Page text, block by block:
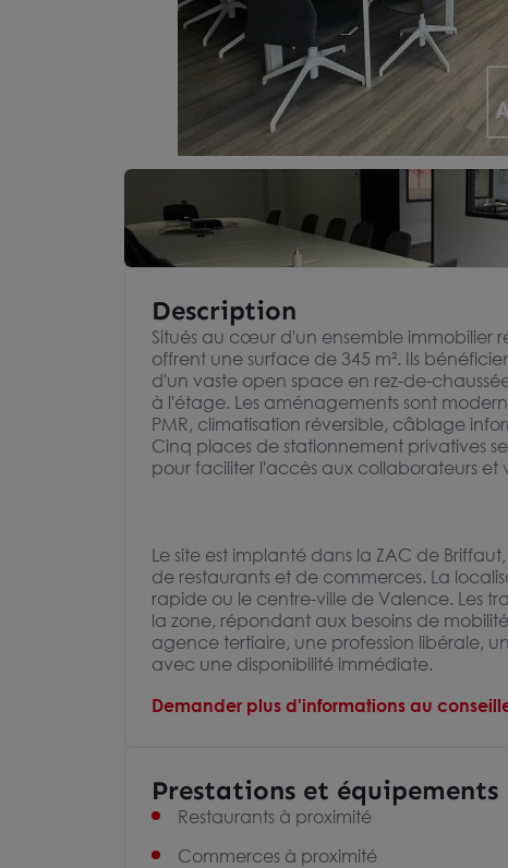
Description
Situés au cœur d'un ensemble immobilier
offrent une surface de 345 m². Ils
d'un vaste open space en rez-de-
à l'étage. Les aménagements sont
PMR, climatisation réversible, câblage
Cinq places de stationnement privatives
pour faciliter l'accès aux collaborateurs et
Le site est implanté dans la ZAC de
de restaurants et de commerces. La
rapide ou le centre-ville de Valence. Les
la zone, répondant aux besoins de
agence tertiaire, une profession libérale,
avec une disponibilité immédiate.
Demander plus d'informations au
Prestations et équipements
Restaurants à proximité
Commerces à proximité